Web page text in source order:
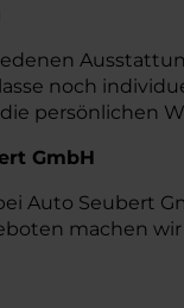
noch
die persönlichen
GmbH
Auto Seubert
machen